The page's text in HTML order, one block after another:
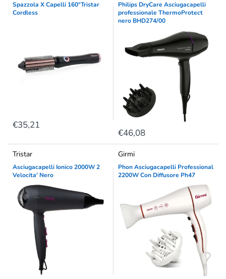
Spazzola X Capelli 160°Tristar
Cordless
€35,21
Philips DryCare Asciugacapelli
professionale ThermoProtect
nero BHD274/00
€46,08
Tristar
Asciugacapelli Ionico 2000W 2
Velocita' Nero
Girmi
Phon Asciugacapelli Professional
2200W Con Diffusore Ph47